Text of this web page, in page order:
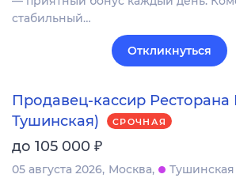
стабильный…
Откликнуться
Продавец-кассир Ресторана
Тушинская)
СРОЧНАЯ
до 105 000 ₽
05 августа 2026 Москва
Тушинская